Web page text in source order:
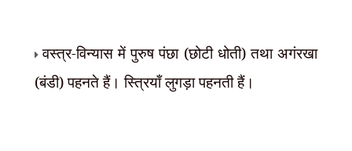
वस्त्र-विन्यास में पुरुष पंछा (छोटी धोती) तथा अगंरखा
(बंडी) पहनते हैं। स्त्रियाँ लुगड़ा पहनती हैं।